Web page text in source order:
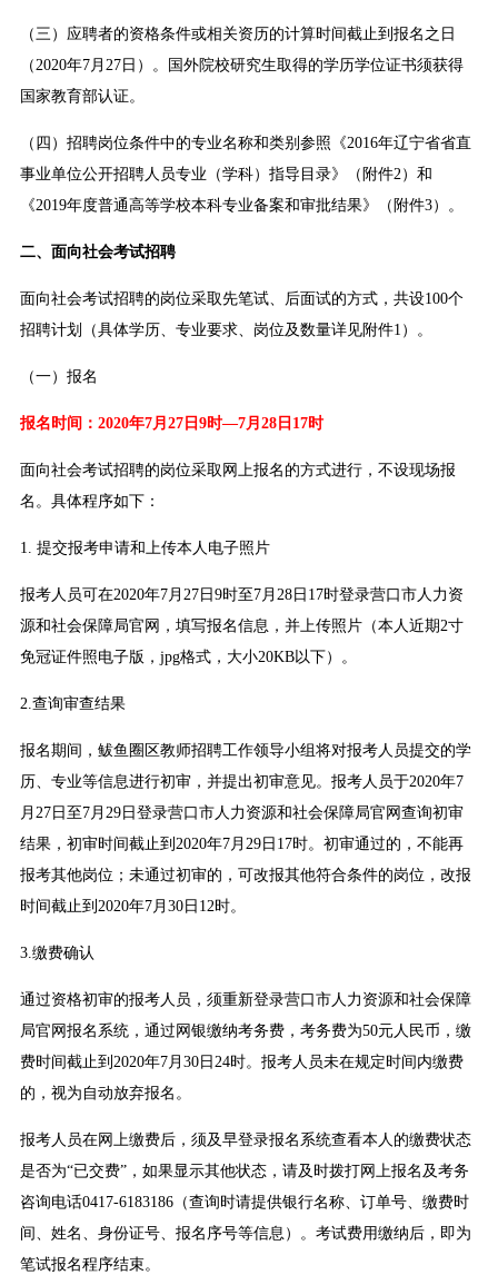
（三）应聘者的资格条件或相关资历的计算时间截止到报名之日
（2020年7月27日）。国外院校研究生取得的学历学位证书须获得
国家教育部认证。
（四）招聘岗位条件中的专业名称和类别参照《2016年辽宁省省直
事业单位公开招聘人员专业（学科）指导目录》（附件2）和
《2019年度普通高等学校本科专业备案和审批结果》（附件3）。
二、面向社会考试招聘
面向社会考试招聘的岗位采取先笔试、后面试的方式，共设100个
招聘计划（具体学历、专业要求、岗位及数量详见附件1）。
（一）报名
报名时间：2020年7月27日9时—7月28日17时
面向社会考试招聘的岗位采取网上报名的方式进行，不设现场报
名。具体程序如下：
1. 提交报考申请和上传本人电子照片
报考人员可在2020年7月27日9时至7月28日17时登录营口市人力资
源和社会保障局官网，填写报名信息，并上传照片（本人近期2寸
免冠证件照电子版，jpg格式，大小20KB以下）。
2.查询审查结果
报名期间，鲅鱼圈区教师招聘工作领导小组将对报考人员提交的学
历、专业等信息进行初审，并提出初审意见。报考人员于2020年7
月27日至7月29日登录营口市人力资源和社会保障局官网查询初审
结果，初审时间截止到2020年7月29日17时。初审通过的，不能再
报考其他岗位；未通过初审的，可改报其他符合条件的岗位，改报
时间截止到2020年7月30日12时。
3.缴费确认
通过资格初审的报考人员，须重新登录营口市人力资源和社会保障
局官网报名系统，通过网银缴纳考务费，考务费为50元人民币，缴
费时间截止到2020年7月30日24时。报考人员未在规定时间内缴费
的，视为自动放弃报名。
报考人员在网上缴费后，须及早登录报名系统查看本人的缴费状态
是否为“已交费”，如果显示其他状态，请及时拨打网上报名及考务
咨询电话0417-6183186（查询时请提供银行名称、订单号、缴费时
间、姓名、身份证号、报名序号等信息）。考试费用缴纳后，即为
笔试报名程序结束。